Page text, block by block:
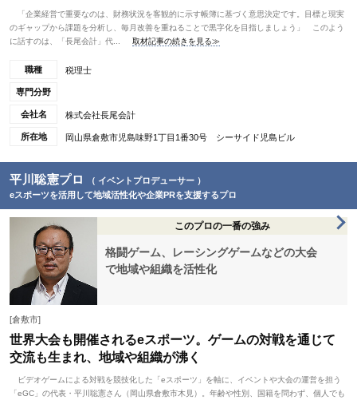
「企業経営で重要なのは、財務状況を客観的に示す帳簿に基づく意思決定です。目標と現実
のギャップから課題を分析し、毎月改善を重ねることで黒字化を目指しましょう」 このよう
に話すのは、「長尾会計」代...
取材記事の続きを見る≫
職種 税理士
専門分野
会社名 株式会社長尾会計
所在地 岡山県倉敷市児島味野1丁目1番30号 シーサイド児島ビル
平川聡憲プロ
（ イベントプロデューサー ）
eスポーツを活用して地域活性化や企業PRを支援するプロ
このプロの一番の強み
格闘ゲーム、レーシングゲームなどの大会
で地域や組織を活性化
[倉敷市]
世界大会も開催されるeスポーツ。ゲームの対戦を通じて
交流も生まれ、地域や組織が沸く
ビデオゲームによる対戦を競技化した「eスポーツ」を軸に、イベントや大会の運営を担う
「eGC」の代表・平川聡憲さん（岡山県倉敷市木見）。年齢や性別、国籍を問わず、個人でも